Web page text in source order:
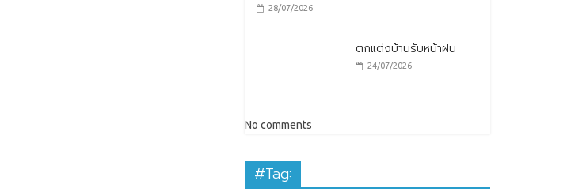
28/07/2026
ตกแต่งบ้านรับหน้าฝน
24/07/2026
No comments
#Tag: